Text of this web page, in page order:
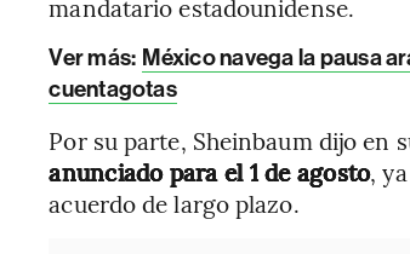
mandatario estadounidense.
Ver más: México navega la pausa
cuentagotas
Por su parte, Sheinbaum dijo en
anunciado para el 1 de agosto,
acuerdo de largo plazo.